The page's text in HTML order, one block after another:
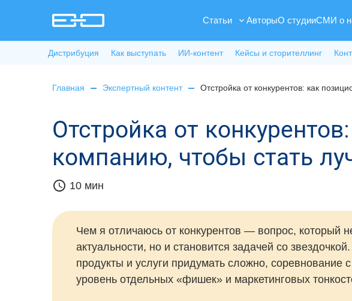
Статьи АвторыО студииСМИ о
Дистрибуция Как выступать ИИ-контент Кейсы и сторителлинг
Главная Экспертный контент Отстройка от конкурентов: как
Отстройка от
компанию, чтобы стать
schedule 10 мин
Чем я отличаюсь от конкурентов — вопрос, который
актуальности, но и становится задачей со
продукты и услуги придумать сложно, соревнование
уровень отдельных «фишек» и маркетинговых